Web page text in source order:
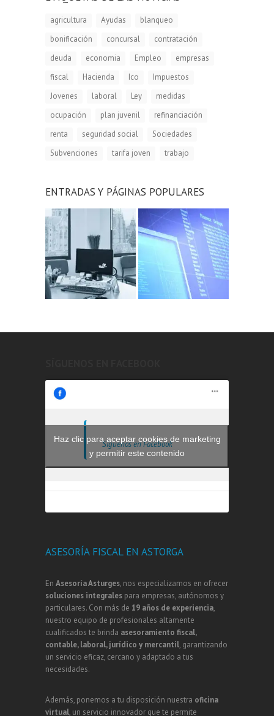
agricultura Ayudas
blanqueo
bonificación
concursal
contratación
deuda
economia Empleo
empresas
fiscal
Hacienda Ico
Impuestos
Jovenes
laboral Ley
medidas
ocupación
plan juvenil
refinanciación
renta
seguridad social
Sociedades
Subvenciones
tarifa joven trabajo
ENTRADAS Y PÁGINAS POPULARES
Síguenos en Facebook
Haz clic para aceptar cookies de marketing
y permitir este contenido
ASESORÍA FISCAL EN ASTORGA
En Asesoría Asturges, nos especializamos en ofrecer
soluciones integrales para empresas, autónomos y
particulares. Con más de 19 años de experiencia,
nuestro equipo de profesionales altamente
cualificados te brinda asesoramiento fiscal,
contable, laboral, jurídico y mercantil, garantizando
un servicio eficaz, cercano y adaptado a tus
necesidades.
Además, ponemos a tu disposición nuestra oficina
virtual, un servicio innovador que te permite